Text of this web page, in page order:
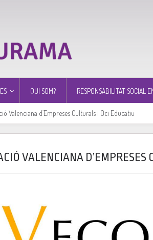
QUI SOM? RESPONSABILITAT SOCIAL
Valenciana d’Empreses Culturals i Oci Educatiu
VALENCIANA